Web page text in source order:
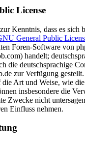
License
Kenntnis, dass es sich
General Public
Foren-Software von
handelt;
die deutschsprachige
zur Verfügung
die Art und Weise, wie
insbesondere die
Zwecke nicht
Einfluss nehmen.